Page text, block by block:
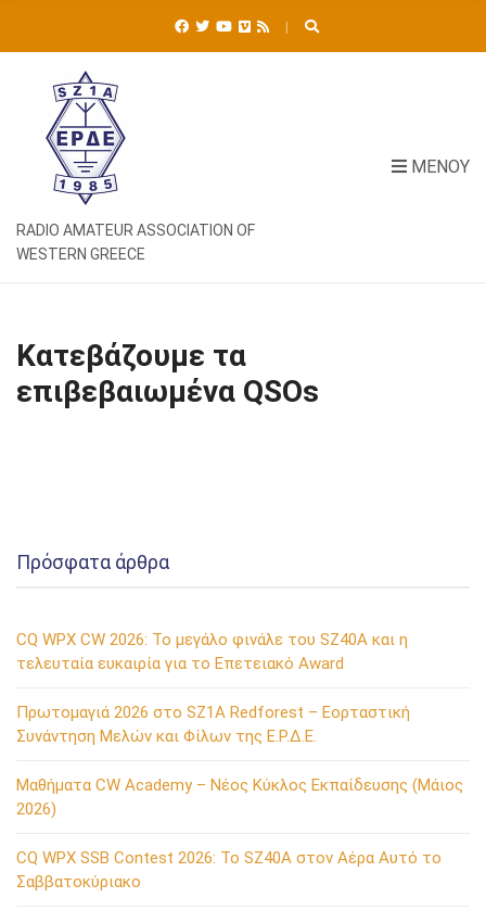
RADIO AMATEUR ASSOCIATION OF
WESTERN GREECE
ΜΕΝΟΎ
Κατεβάζουμε τα
επιβεβαιωμένα QSOs
Πρόσφατα άρθρα
CQ WPX CW 2026: Το μεγάλο φινάλε του SZ40A και η
τελευταία ευκαιρία για το Επετειακό Award
Πρωτομαγιά 2026 στο SZ1A Redforest – Εορταστική
Συνάντηση Μελών και Φίλων της Ε.Ρ.Δ.Ε.
Μαθήματα CW Academy – Νέος Κύκλος Εκπαίδευσης (Μάιος
2026)
CQ WPX SSB Contest 2026: Το SZ40A στον Αέρα Αυτό το
Σαββατοκύριακο